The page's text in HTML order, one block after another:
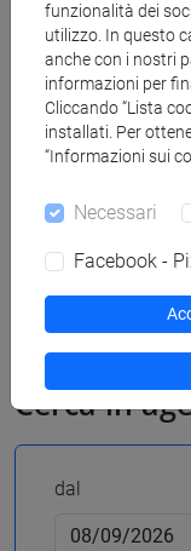
Allegati
Cerca in
dal
funzionalità dei
utilizzo. In questo
anche con i nostri
informazioni per
Cliccando “Lista
installati. Per
“Informazioni sui
Necessari
Facebook -